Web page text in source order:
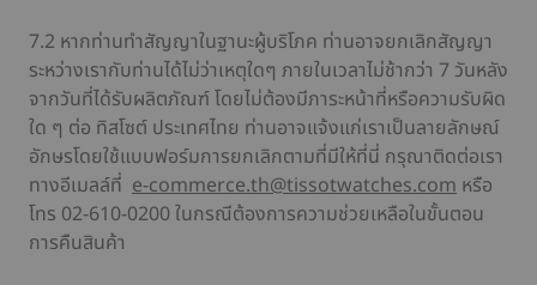
7.2 หากท่านทำสัญญาในฐานะผู้บริโภค ท่านอาจยกเลิกสัญญา
ระหว่างเรากับท่านได้ไม่ว่าเหตุใดๆ ภายในเวลาไม่ช้ากว่า 7 วันหลัง
จากวันที่ได้รับผลิตภัณฑ์ โดยไม่ต้องมีภาระหน้าที่หรือความรับผิด
ใด ๆ ต่อ ทิสโซต์ ประเทศไทย ท่านอาจแจ้งแก่เราเป็นลายลักษณ์
อักษรโดยใช้แบบฟอร์มการยกเลิกตามที่มีให้ที่นี่ กรุณาติดต่อเรา
ทางอีเมลล์ที่ e-commerce.th@tissotwatches.com หรือ
โทร 02-610-0200 ในกรณีต้องการความช่วยเหลือในขั้นตอน
การคืนสินค้า